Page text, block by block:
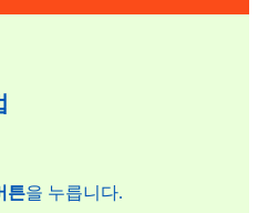
튼을 누릅니다.